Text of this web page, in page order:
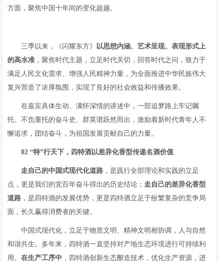
方面，聚焦中国十年间的变化超越。
三季以来，《闪耀东方》 以思想内涵、艺术呈现、表现形式上
的高水准 ，聚焦时代主题，立足时代关切，回答时代之问，致力于
满足人民文化需求、增强人民精神力量，为全面推进中华民族伟大
复兴营造了浓厚氛围，实现了良好的社会效益和传播效果。
在嘉宾具体生动、满怀深情的讲述中，一部追梦路上牢记嘱
托、不负重托的奋斗史、群英谱跃然而出，激励着新时代青年人不
懈追求，团结奋斗，为祖国发展贡献自己的力量。
02 “特”行天下，四特酒以差异化香型传递名酒价值
走自己的中国式现代化道路 ，是践行全部理论和实践的立足
点，更是我们的党百年奋斗得出的历史结论； 走自己的差异化香型
道路 ，是四特酒的发展优势，更是四特酒立足于纷繁复杂的竞争局
面，长久赢得消费者的关键。
中国式现代化，立足于物质文明、精神文明相协调，人与自然
和谐共生。多年来，四特酒一直坚持对产地生态环境进行可持续利
用。在生产工序中 ，四特酒创新生态酿造技术，优化生产资源，进